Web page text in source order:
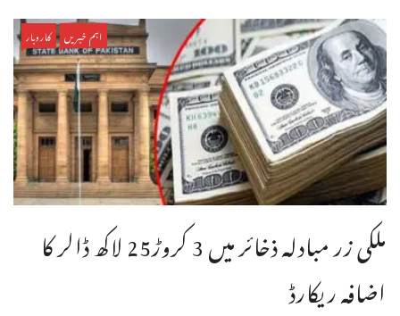
اہم خبریں کاروبار
ملکی زر مبادلہ ذخائر میں 3 کروڑ25 لاکھ ڈالر کا
اضافہ ریکارڈ